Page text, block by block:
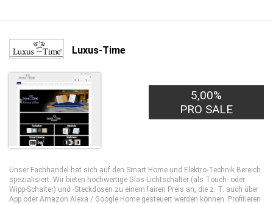
Luxus-Time
5,00%
PRO SALE
Unser Fachhandel hat sich auf den Smart Home und Elektro-Technik Bereich
spezialisiert. Wir bieten hochwertige Glas-Lichtschalter (als Touch- oder
Wipp-Schalter) und -Steckdosen zu einem fairen Preis an, die z. T. auch über
App oder Amazon Alexa / Google Home gesteuert werden können. Profitieren